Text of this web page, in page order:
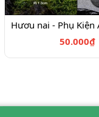
50.000₫